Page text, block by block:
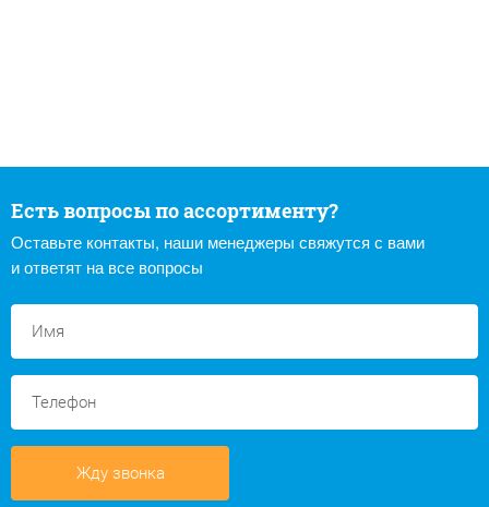
Есть вопросы по ассортименту?
Оставьте контакты, наши менеджеры свяжутся с вами
и ответят на все вопросы
Жду звонка